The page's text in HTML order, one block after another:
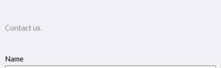
Contact us.
Name